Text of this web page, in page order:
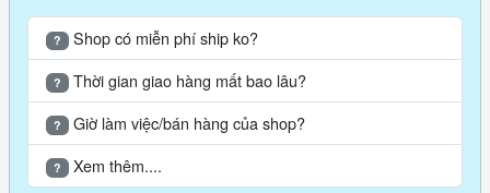
? Shop có miễn phí ship ko?
? Thời gian giao hàng mất bao lâu?
? Giờ làm việc/bán hàng của shop?
? Xem thêm....